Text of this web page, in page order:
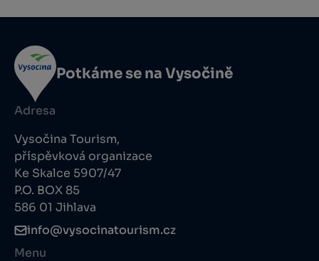
Potkáme se na Vysočině
Adresa
Vysočina Tourism,
příspěvková organizace
Ke Skalce 5907/47
P.O. BOX 85
586 01 Jihlava
info@vysocinatourism.cz
Menu